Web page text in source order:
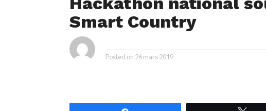
Smart Country
Posted on 26 mars 2019